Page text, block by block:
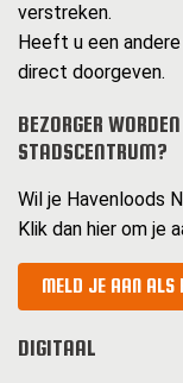
verstreken.
Heeft u een
direct doorgeven.
BEZORGER
STADSCENTRUM?
Wil je Havenloods
Klik dan hier om je
MELD JE AAN ALS
DIGITAAL